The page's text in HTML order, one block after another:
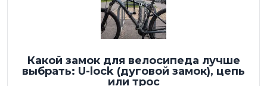
Какой замок для велосипеда лучше
выбрать: U-lock (дуговой замок), цепь
или трос